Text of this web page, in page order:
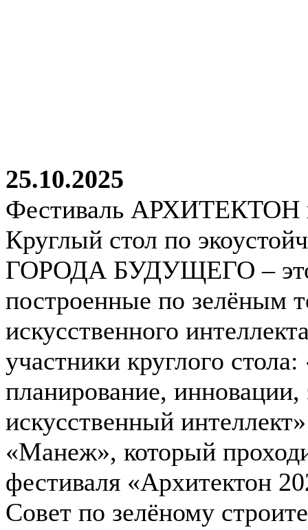
25.10.2025
Фестиваль АРХИТЕКТОН
Круглый стол по
ГОРОДА БУДУЩЕГО – это
построенные по зелёным
искусственного
участники круглого
планирование, инновации,
искусственный
«Манеж», который
фестиваля «Архитектон
Совет по зелёному